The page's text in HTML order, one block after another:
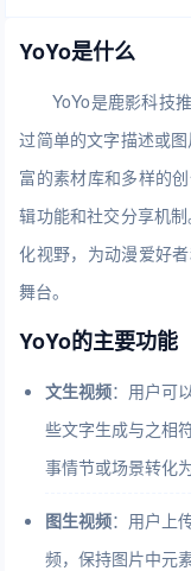
YoYo是什么
YoYo是鹿影科技
过简单的文字描述或
富的素材库和多样的
辑功能和社交分享机
化视野，为动漫爱好
舞台。
YoYo的主要功能
文生视频：用户可
些文字生成与之相
事情节或场景转化
图生视频：用户上
频，保持图片中元